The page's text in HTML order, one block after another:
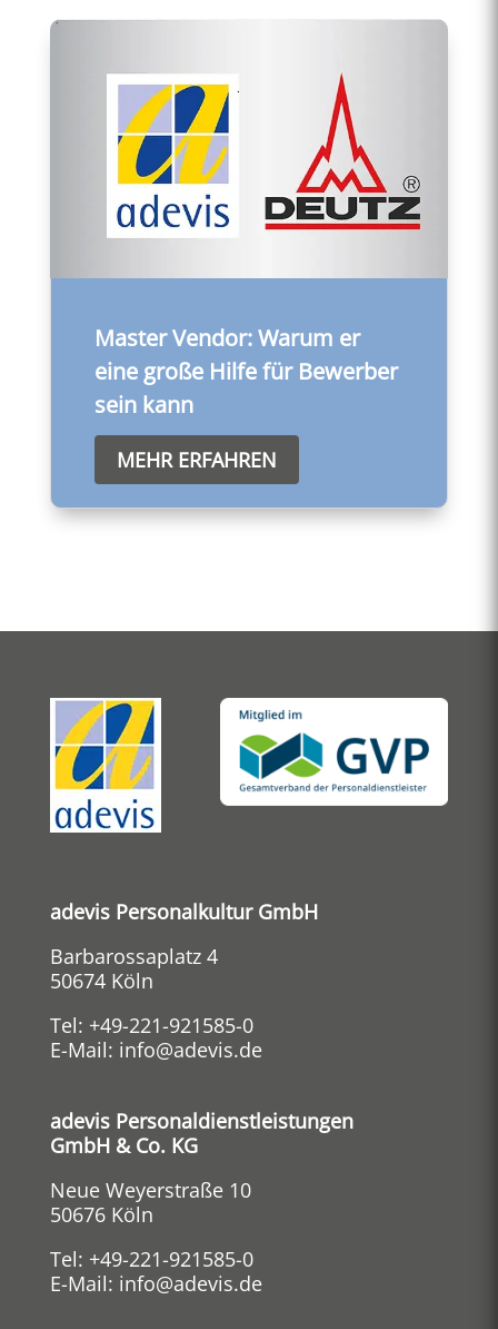
Master Vendor: Warum er
eine große Hilfe für Bewerber
sein kann
MEHR ERFAHREN
adevis Personalkultur GmbH
Barbarossaplatz 4
50674 Köln
Tel: +49-221-921585-0
E-Mail: info@adevis.de
adevis Personaldienstleistungen
GmbH & Co. KG
Neue Weyerstraße 10
50676 Köln
Tel: +49-221-921585-0
E-Mail: info@adevis.de